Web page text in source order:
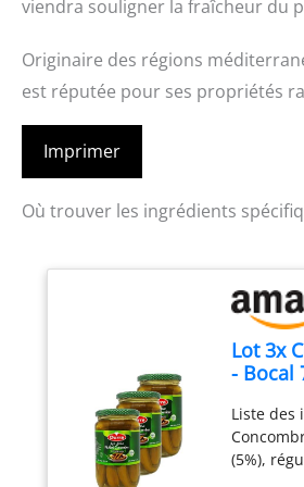
viendra souligner la fraîcheur du
Originaire des régions
est réputée pour ses propriétés
Imprimer
Où trouver les ingrédients
Lot 3x
- Bocal
Liste des
(5%),